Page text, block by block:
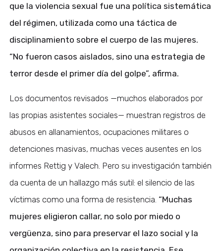
que la violencia sexual fue una política sistemática
del régimen, utilizada como una táctica de
disciplinamiento sobre el cuerpo de las mujeres.
“No fueron casos aislados, sino una estrategia de
terror desde el primer día del golpe”, afirma.
Los documentos revisados —muchos elaborados por
las propias asistentes sociales— muestran registros de
abusos en allanamientos, ocupaciones militares o
detenciones masivas, muchas veces ausentes en los
informes Rettig y Valech. Pero su investigación también
da cuenta de un hallazgo más sutil: el silencio de las
víctimas como una forma de resistencia. “Muchas
mujeres eligieron callar, no solo por miedo o
vergüenza, sino para preservar el lazo social y la